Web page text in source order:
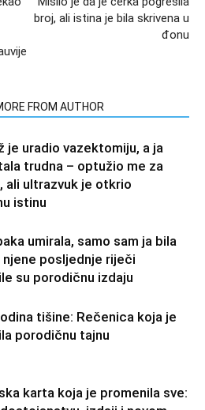
broj, ali istina je bila skrivena u
đonu
FROM AUTHOR
je uradio vazektomiju, a ja
trudna – optužio me za
ali ultrazvuk je otkrio
istinu
umirala, samo sam ja bila
njene posljednje riječi
su porodičnu izdaju
tišine: Rečenica koja je
porodičnu tajnu
karta koja je promenila sve: